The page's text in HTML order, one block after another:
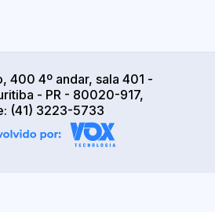
400 4º andar, sala 401 -
- PR - 80020-917,
(41) 3223-5733